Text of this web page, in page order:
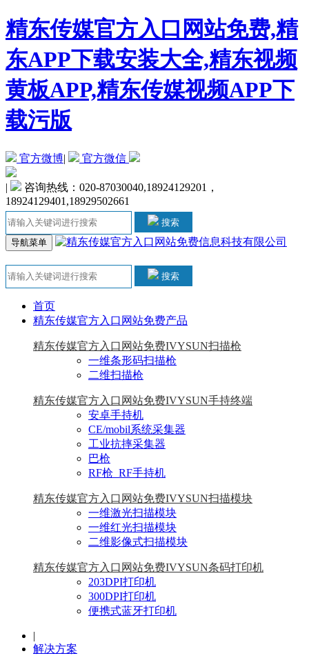
精东传媒官方入口网站免费,精
东APP下载安装大全,精东视频
黄板APP,精东传媒视频APP下
载污版
官方微博| 官方微信
|
咨询热线：020-87030040,18924129201，
18924129401,18929502661
搜索
导航菜单
搜索
首页
精东传媒官方入口网站免费产品
精东传媒官方入口网站免费IVYSUN扫描枪
一维条形码扫描枪
二维扫描枪
精东传媒官方入口网站免费IVYSUN手持终端
安卓手持机
CE/mobil系统采集器
工业抗摔采集器
巴枪
RF枪_RF手持机
精东传媒官方入口网站免费IVYSUN扫描模块
一维激光扫描模块
一维红光扫描模块
二维影像式扫描模块
精东传媒官方入口网站免费IVYSUN条码打印机
203DPI打印机
300DPI打印机
便携式蓝牙打印机
|
解决方案